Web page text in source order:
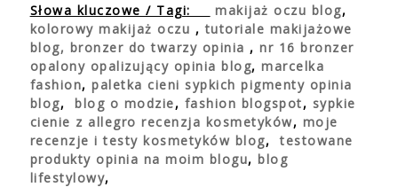
Słowa kluczowe / Tagi: makijaż oczu blog,
kolorowy makijaż oczu ,tutoriale makijażowe
blog, bronzer do twarzy opinia ,nr 16 bronzer
opalony opalizujący opinia blog,marcelka
fashion,paletka cieni sypkich pigmenty opinia
blog,blog o modzie, fashion blogspot, sypkie
cienie z allegro recenzja kosmetyków, moje
recenzje i testy kosmetyków blog,testowane
produkty opinia na moim blogu,blog
lifestylowy,